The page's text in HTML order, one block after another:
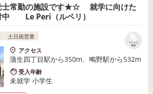
常勤の施設です★☆ 就学に向けた
中 Le Peri（ルペリ）
リストに
保存
土日祝営業
アクセス
蒲生四丁目駅から350m、鴫野駅から532m
受入年齢
未就学 小学生